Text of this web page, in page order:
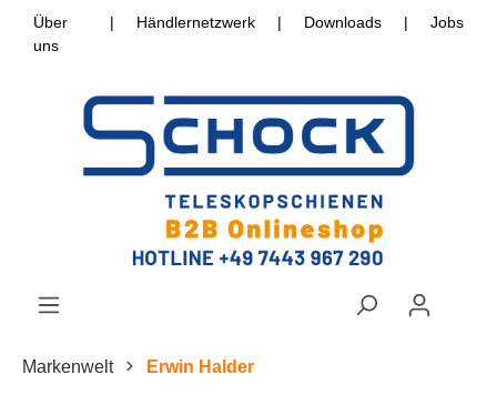
Über
uns
| Händlernetzwerk | Downloads | Jobs
Markenwelt Erwin Halder